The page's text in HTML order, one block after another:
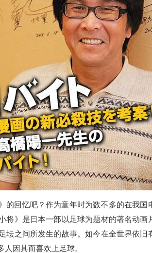
的回忆吧？作为童年时为数不多的在我国
将》是日本一部以足球为题材的著名动画
坛之间所发生的故事。如今在全世界依旧
因其而喜欢上足球。